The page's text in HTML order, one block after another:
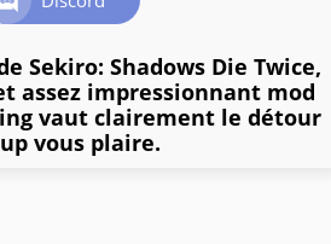
Sekiro: Shadows Die Twice,
assez impressionnant mod
vaut clairement le détour
vous plaire.